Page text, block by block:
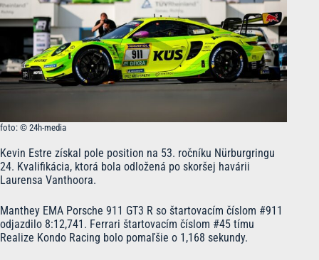
foto: © 24h-media
Kevin Estre získal pole position na 53. ročníku Nürburgringu
24. Kvalifikácia, ktorá bola odložená po skoršej havárii
Laurensa Vanthoora.
Manthey EMA Porsche 911 GT3 R so štartovacím číslom #911
odjazdilo 8:12,741. Ferrari štartovacím číslom #45 tímu
Realize Kondo Racing bolo pomaľšie o 1,168 sekundy.